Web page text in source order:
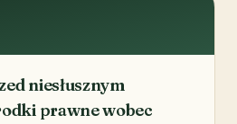
niesłusznym
prawne wobec